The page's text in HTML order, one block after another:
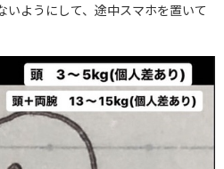
ようにして、途中スマホを置いて